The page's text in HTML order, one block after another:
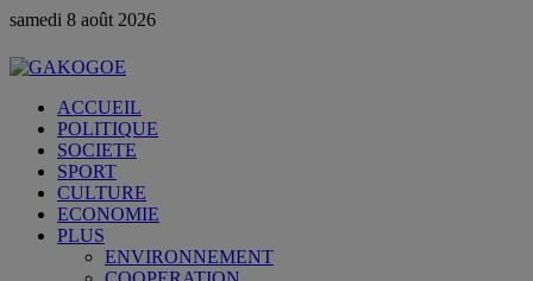
samedi 8 août 2026
ACCUEIL
POLITIQUE
SOCIETE
SPORT
CULTURE
ECONOMIE
PLUS
ENVIRONNEMENT